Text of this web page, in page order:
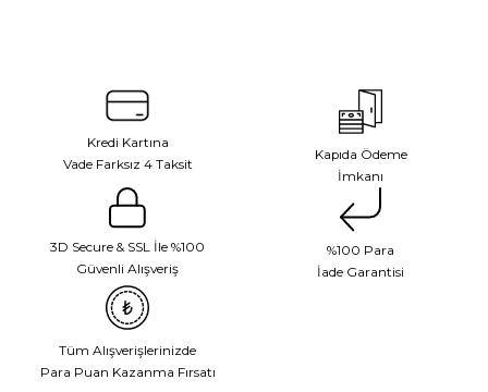
Kredi Kartına
Vade Farksız 4 Taksit
Kapıda Ödeme
İmkanı
3D Secure & SSL İle %100
Güvenli Alışveriş
%100 Para
İade Garantisi
Tüm Alışverişlerinizde
Para Puan Kazanma Fırsatı